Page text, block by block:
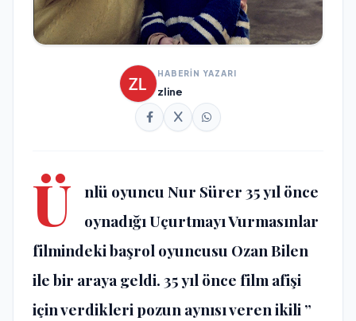
HABERİN YAZARI
zline
Ü
nlü oyuncu Nur Sürer 35 yıl önce
oynadığı Uçurtmayı Vurmasınlar
filmindeki başrol oyuncusu Ozan Bilen
ile bir araya geldi. 35 yıl önce film afişi
için verdikleri pozun aynısı veren ikili ”